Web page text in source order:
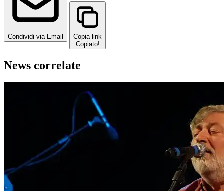
Condividi via Email
Copia link
Copiato!
News correlate